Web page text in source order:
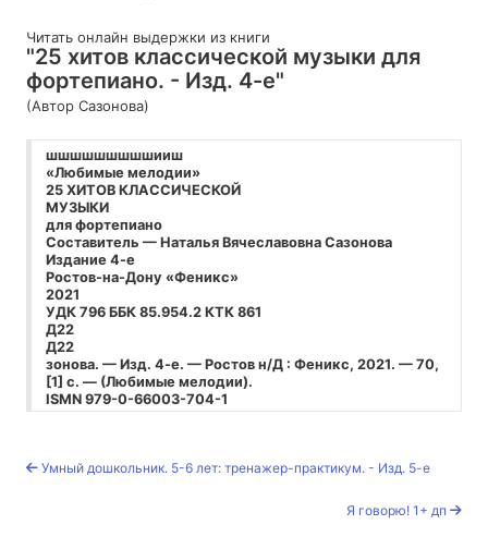
Читать онлайн выдержки из книги
"25 хитов классической музыки для
фортепиано. - Изд. 4-е"
(Автор Сазонова)
шшшшшшшшшииш
«Любимые мелодии»
25 ХИТОВ КЛАССИЧЕСКОЙ
МУЗЫКИ
для фортепиано
Составитель — Наталья Вячеславовна Сазонова
Издание 4-е
Ростов-на-Дону «Феникс»
2021
УДК 796 ББК 85.954.2 КТК 861
Д22
Д22
зонова. — Изд. 4-е. — Ростов н/Д : Феникс, 2021. — 70,
[1] с. — (Любимые мелодии).
ISMN 979-0-66003-704-1
В сборник вошли 25 известнейших произведений
Не сомневаемся, что каждый музыкант найдёт в этом
Умный дошкольник. 5-6 лет: тренажер-практикум. - Изд. 5-е
Я говорю! 1+ дп